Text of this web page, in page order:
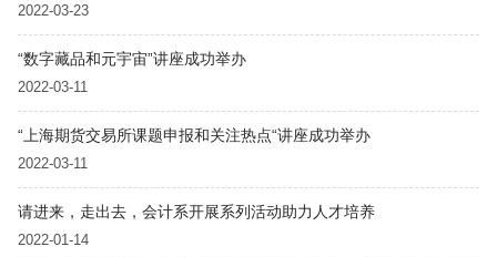
2022-03-23
“数字藏品和元宇宙”讲座成功举办
2022-03-11
“上海期货交易所课题申报和关注热点“讲座成功举办
2022-03-11
请进来，走出去，会计系开展系列活动助力人才培养
2022-01-14